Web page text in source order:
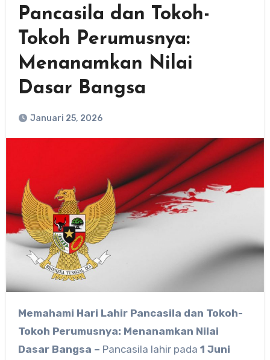
Pancasila dan Tokoh-
Tokoh Perumusnya:
Menanamkan Nilai
Dasar Bangsa
Januari 25, 2026
Memahami Hari Lahir Pancasila dan Tokoh-
Tokoh Perumusnya: Menanamkan Nilai
Dasar Bangsa – Pancasila lahir pada 1 Juni